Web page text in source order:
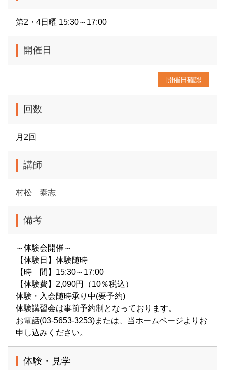
第2・4日曜 15:30～17:00
開催日
開催日確認
回数
月2回
講師
村松 泰志
備考
～体験会開催～
【体験日】体験随時
【時 間】15:30～17:00
【体験費】2,090円（10％税込）
体験・入会随時承り中(要予約)
体験講習会は事前予約制となっております。
お電話(03-5653-3253)または、当ホームページよりお
申し込みください。
体験・見学